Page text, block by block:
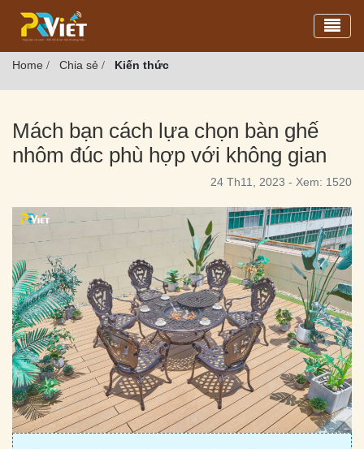
Home / Chia sẻ / Kiến thức
Mách bạn cách lựa chọn bàn ghế
nhôm đúc phù hợp với không gian
24 Th11, 2023 - Xem: 1520